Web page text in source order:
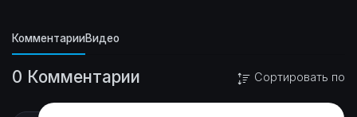
КомментарииВидео
0 Комментарии Сортировать по